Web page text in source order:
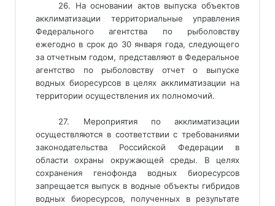
26. На основании актов выпуска объектов
акклиматизации территориальные управления
Федерального агентства по рыболовству
ежегодно в срок до 30 января года, следующего
за отчетным годом, представляют в Федеральное
агентство по рыболовству отчет о выпуске
водных биоресурсов в целях акклиматизации на
территории осуществления их полномочий.
27. Мероприятия по акклиматизации
осуществляются в соответствии с требованиями
законодательства Российской Федерации в
области охраны окружающей среды. В целях
сохранения генофонда водных биоресурсов
запрещается выпуск в водные объекты гибридов
водных биоресурсов, полученных в результате